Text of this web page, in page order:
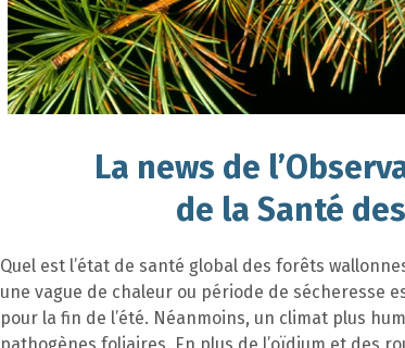
La news de
de la Santé
Quel est l’état de santé global des forêts
une vague de chaleur ou période de sécheresse
pour la fin de l’été. Néanmoins, un climat plus